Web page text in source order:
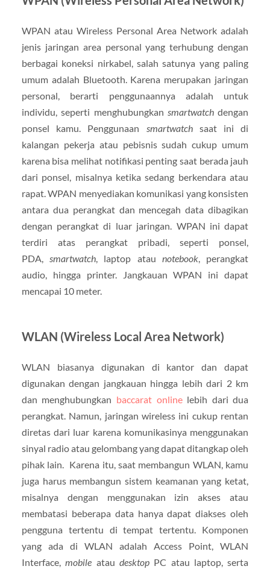
WPAN atau Wireless Personal Area Network adalah
jenis jaringan area personal yang terhubung dengan
berbagai koneksi nirkabel, salah satunya yang paling
umum adalah Bluetooth. Karena merupakan jaringan
personal, berarti penggunaannya adalah untuk
individu, seperti menghubungkan smartwatchdengan
ponsel kamu. Penggunaan smartwatch saat ini di
kalangan pekerja atau pebisnis sudah cukup umum
karena bisa melihat notifikasi penting saat berada jauh
dari ponsel, misalnya ketika sedang berkendara atau
rapat. WPAN menyediakan komunikasi yang konsisten
antara dua perangkat dan mencegah data dibagikan
dengan perangkat di luar jaringan. WPAN ini dapat
terdiri atas perangkat pribadi, seperti ponsel,
PDA,smartwatch, laptop atau notebook, perangkat
audio, hingga printer. Jangkauan WPAN ini dapat
mencapai 10 meter.
WLAN (Wireless Local Area Network)
WLAN biasanya digunakan di kantor dan dapat
digunakan dengan jangkauan hingga lebih dari 2 km
dan menghubungkan baccarat onlinelebih dari dua
perangkat. Namun, jaringan wireless ini cukup rentan
diretas dari luar karena komunikasinya menggunakan
sinyal radio atau gelombang yang dapat ditangkap oleh
pihak lain. Karena itu, saat membangun WLAN, kamu
juga harus membangun sistem keamanan yang ketat,
misalnya dengan menggunakan izin akses atau
membatasi beberapa data hanya dapat diakses oleh
pengguna tertentu di tempat tertentu. Komponen
yang ada di WLAN adalah Access Point, WLAN
Interface,mobile atau desktop PC atau laptop, serta